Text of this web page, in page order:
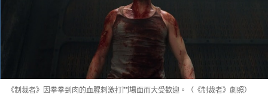
《制裁者》因拳拳到肉的血腥刺激打鬥場面而大受歡迎。（《制裁者》劇照）